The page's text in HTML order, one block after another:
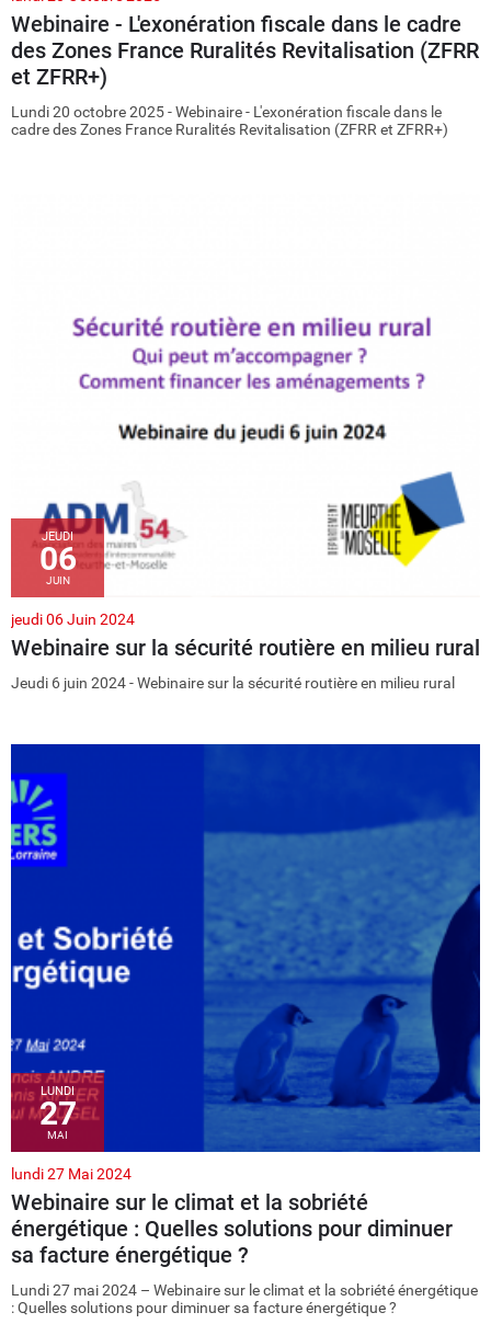
Webinaire - L'exonération fiscale dans le cadre
des Zones France Ruralités Revitalisation (ZFRR
et ZFRR+)
Lundi 20 octobre 2025 - Webinaire - L'exonération fiscale dans le
cadre des Zones France Ruralités Revitalisation (ZFRR et ZFRR+)
JEUDI
06
JUIN
jeudi 06 Juin 2024
Webinaire sur la sécurité routière en milieu rural
Jeudi 6 juin 2024 - Webinaire sur la sécurité routière en milieu rural
LUNDI
27
MAI
lundi 27 Mai 2024
Webinaire sur le climat et la sobriété
énergétique : Quelles solutions pour diminuer
sa facture énergétique ?
Lundi 27 mai 2024 – Webinaire sur le climat et la sobriété énergétique
: Quelles solutions pour diminuer sa facture énergétique ?